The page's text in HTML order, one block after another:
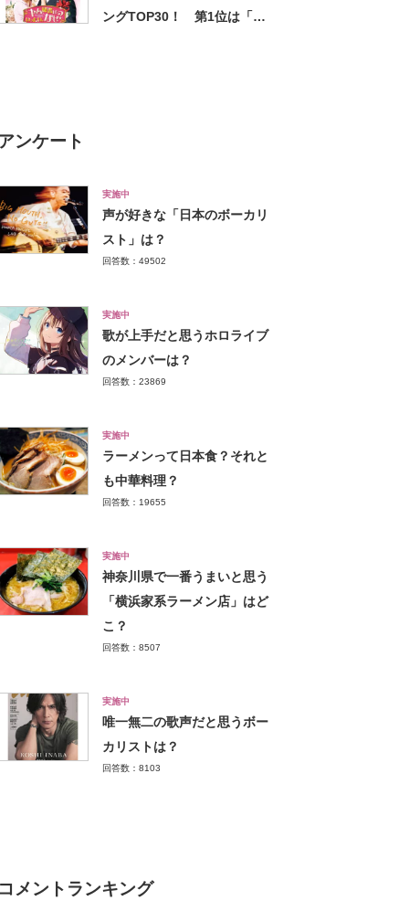
ングTOP30！ 第1位は「キ
ンケート
実施中
声が好きな「日本のボーカリ
スト」は？
回答数：49502
実施中
歌が上手だと思うホロライブ
のメンバーは？
回答数：23869
実施中
ラーメンって日本食？それと
も中華料理？
回答数：19655
実施中
神奈川県で一番うまいと思う
「横浜家系ラーメン店」はど
こ？
回答数：8507
実施中
唯一無二の歌声だと思うボー
カリストは？
回答数：8103
メントランキング